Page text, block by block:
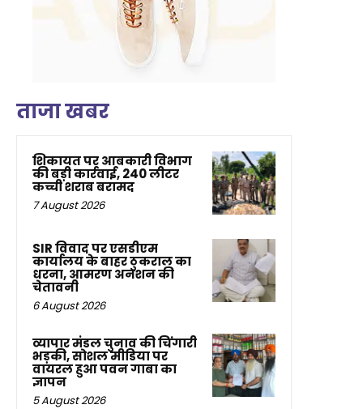
ताजा खबर
शिकायत पर आबकारी विभाग
की बड़ी कार्रवाई, 240 लीटर
कच्ची शराब बरामद
7 August 2026
SIR विवाद पर एसडीएम
कार्यालय के बाहर ठुकराल का
धरना, आमरण अनशन की
चेतावनी
6 August 2026
व्यापार मंडल चुनाव की चिंगारी
भड़की, सोशल मीडिया पर
वायरल हुआ पवन गाबा का
ज्ञापन
5 August 2026